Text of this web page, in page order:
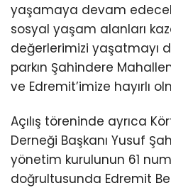
yaşamaya devam
sosyal yaşam alanları
değerlerimizi yaşatmayı
parkın Şahindere
ve Edremit’imize hayırlı
Açılış töreninde ayrıca
Derneği Başkanı Yusuf
yönetim kurulunun 61
doğrultusunda Edremit